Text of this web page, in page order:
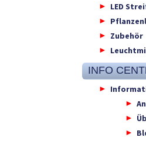
LED
Zubehör
INFO